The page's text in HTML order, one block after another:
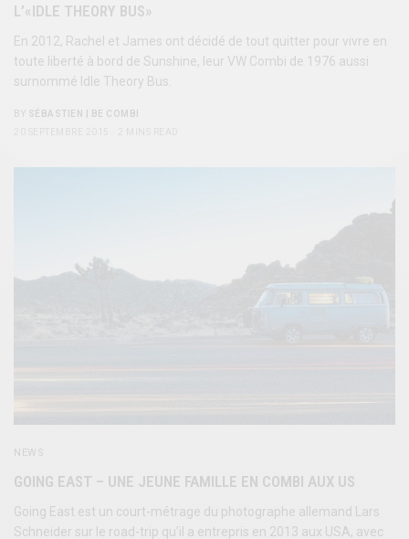
L’«IDLE THEORY BUS»
En 2012, Rachel et James ont décidé de tout quitter pour vivre en
toute liberté à bord de Sunshine, leur VW Combi de 1976 aussi
surnommé Idle Theory Bus.
BY SÉBASTIEN | BE COMBI
NEWS
GOING EAST – UNE JEUNE FAMILLE EN COMBI AUX US
Going East est un court-métrage du photographe allemand Lars
Schneider sur le road-trip qu’il a entrepris en 2013 aux USA, avec